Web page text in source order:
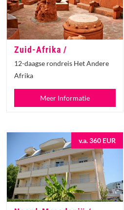
Zuid-Afrika /
12-daagse rondreis Het Andere
Afrika
Meer Informatie
v.a. 360 EUR